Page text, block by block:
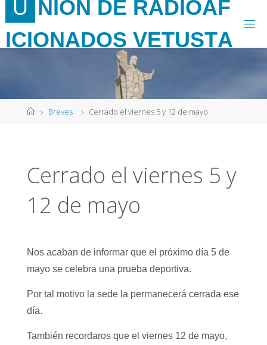
al
contenido
U N ÓN DE RAD OAF
ICIONADOS VETUSTA
PáginaBreves Cerrado el viernes 5 y 12 de mayo
Cerrado el viernes 5 y
12 de mayo
Nos acaban de informar que el próximo día 5 de
mayo se celebra una prueba deportiva.
Por tal motivo la sede la permanecerá cerrada ese
día.
También recordaros que el viernes 12 de mayo,